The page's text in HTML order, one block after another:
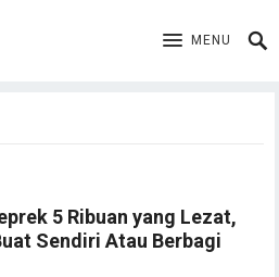
MENU
5 Ribuan yang Lezat,
Sendiri Atau Berbagi